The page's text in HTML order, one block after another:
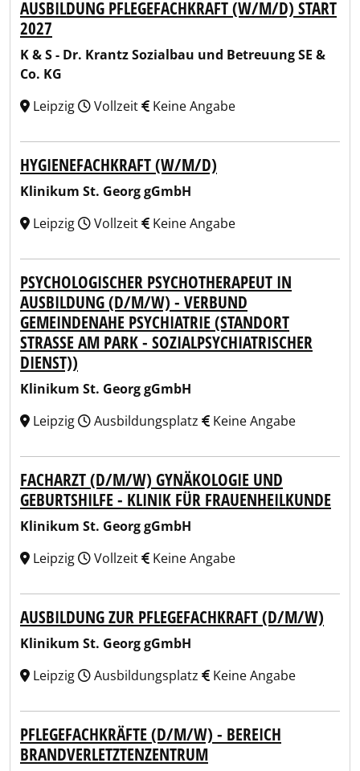
AUSBILDUNG PFLEGEFACHKRAFT (W/M/D) START
2027
K & S - Dr. Krantz Sozialbau und Betreuung SE &
Co. KG
Leipzig
Vollzeit Keine Angabe
HYGIENEFACHKRAFT (W/M/D)
Klinikum St. Georg gGmbH
Leipzig
Vollzeit Keine Angabe
PSYCHOLOGISCHER PSYCHOTHERAPEUT IN
AUSBILDUNG (D/M/W) - VERBUND
GEMEINDENAHE PSYCHIATRIE (STANDORT
STRASSE AM PARK - SOZIALPSYCHIATRISCHER D
IENST))
Klinikum St. Georg gGmbH
Leipzig
Ausbildungsplatz Keine Angabe
FACHARZT (D/M/W) GYNÄKOLOGIE UND
GEBURTSHILFE - KLINIK FÜR FRAUENHEILKUNDE
Klinikum St. Georg gGmbH
Leipzig
Vollzeit Keine Angabe
AUSBILDUNG ZUR PFLEGEFACHKRAFT (D/M/W)
Klinikum St. Georg gGmbH
Leipzig
Ausbildungsplatz Keine Angabe
PFLEGEFACHKRÄFTE (D/M/W) - BEREICH
BRANDVERLETZTENZENTRUM